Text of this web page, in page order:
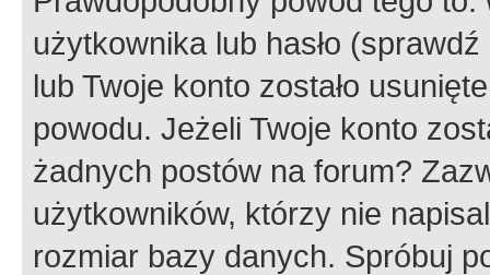
użytkownika lub hasło
lub Twoje konto zostało
powodu. Jeżeli Twoje konto
żadnych postów na forum?
użytkowników, którzy nie
rozmiar bazy danych. Spróbuj